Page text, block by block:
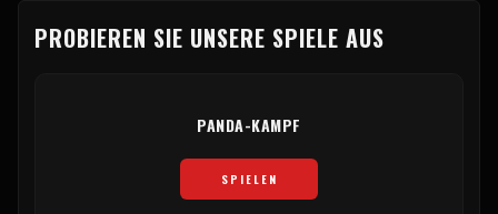
PROBIEREN SIE UNSERE SPIELE AUS
PANDA-KAMPF
SPIELEN